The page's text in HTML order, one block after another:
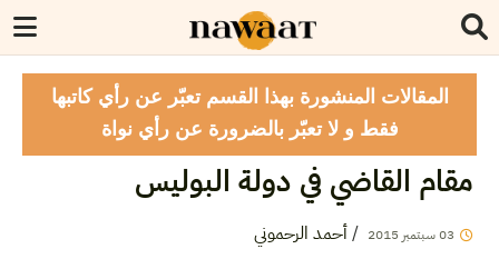
المقالات المنشورة بهذا القسم تعبّر عن رأي كاتبها
فقط و لا تعبّر بالضرورة عن رأي نواة
مقام القاضي في دولة البوليس
03سبتمبر 2015
/أحمد الرحموني